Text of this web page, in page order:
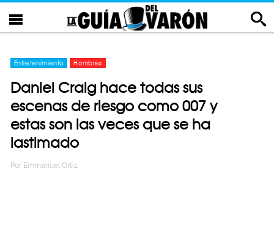
Entretenimiento Hombres
Daniel Craig hace todas sus
escenas de riesgo como 007 y
estas son las veces que se ha
lastimado
Por Emmanuel Ortiz